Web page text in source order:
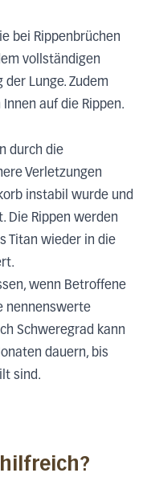
bei Rippenbrüchen
vollständigen
Lunge. Zudem
auf die Rippen.
durch die
Verletzungen
instabil wurde und
Die Rippen werden
Titan wieder in die
wenn Betroffene
nennenswerte
Schweregrad kann
dauern, bis
sind.